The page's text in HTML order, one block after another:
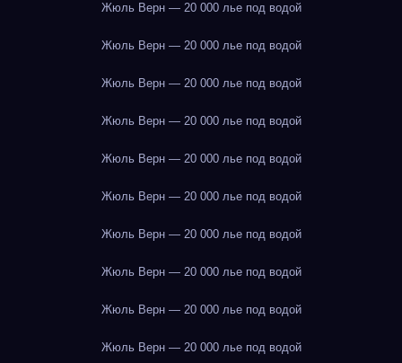
Жюль Верн — 20 000 лье под водой
Жюль Верн — 20 000 лье под водой
Жюль Верн — 20 000 лье под водой
Жюль Верн — 20 000 лье под водой
Жюль Верн — 20 000 лье под водой
Жюль Верн — 20 000 лье под водой
Жюль Верн — 20 000 лье под водой
Жюль Верн — 20 000 лье под водой
Жюль Верн — 20 000 лье под водой
Жюль Верн — 20 000 лье под водой